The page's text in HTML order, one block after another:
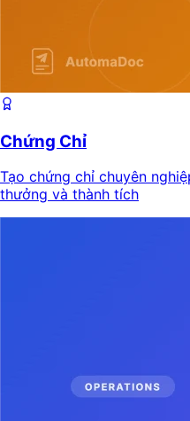
Chứng Chỉ
Tạo chứng chỉ chuyên
thưởng và thành tích